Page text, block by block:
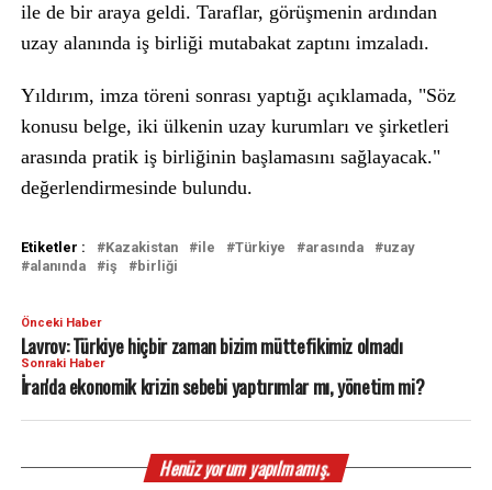
ile de bir araya geldi. Taraflar, görüşmenin ardından
uzay alanında iş birliği mutabakat zaptını imzaladı.
Yıldırım, imza töreni sonrası yaptığı açıklamada, "Söz
konusu belge, iki ülkenin uzay kurumları ve şirketleri
arasında pratik iş birliğinin başlamasını sağlayacak."
değerlendirmesinde bulundu.
Etiketler : Kazakistan ile Türkiye arasında
uzay
alanında
iş birliği
Önceki Haber
Lavrov: Türkiye hiçbir zaman bizim müttefikimiz olmadı
Sonraki Haber
İran'da ekonomik krizin sebebi yaptırımlar mı, yönetim mi?
Henüz yorum yapılmamış.